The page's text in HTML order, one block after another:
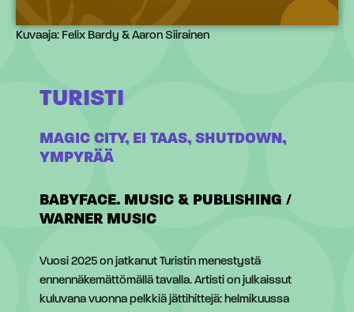
Kuvaaja: Felix Bardy & Aaron Siirainen
TURISTI
MAGIC CITY, EI TAAS, SHUTDOWN,
YMPYRÄÄ
BABYFACE. MUSIC & PUBLISHING /
WARNER MUSIC
Vuosi 2025 on jatkanut Turistin menestystä
ennennäkemättömällä tavalla. Artisti on julkaissut
kuluvana vuonna pelkkiä jättihittejä: helmikuussa